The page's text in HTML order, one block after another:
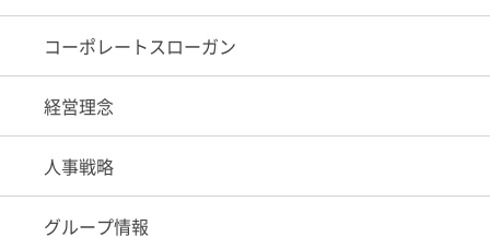
コーポレートスローガン
経営理念
人事戦略
グループ情報